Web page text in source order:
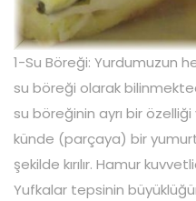
1-Su Böreği: Yurdumuzun
su böreği olarak
su böreğinin ayrı bir
künde (parçaya) bir
şekilde kırılır. Hamur
Yufkalar tepsinin